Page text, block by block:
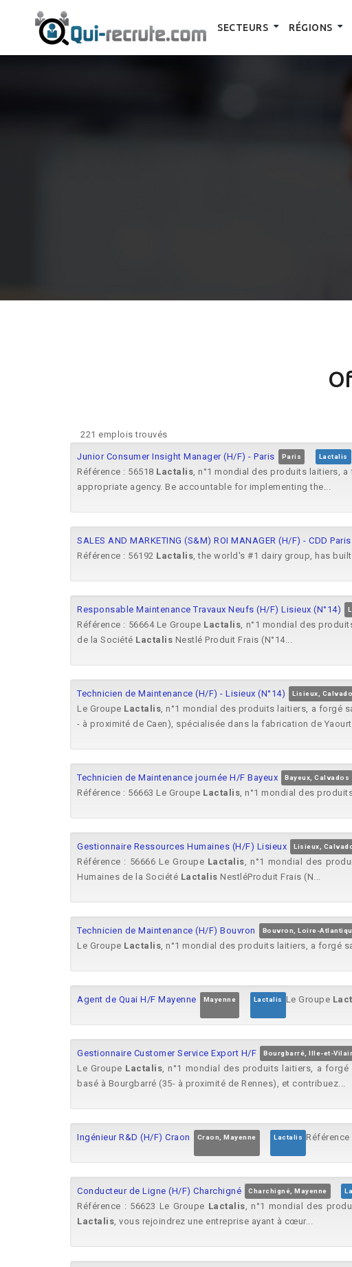
SECTEURS RÉGIONS
221 emplois trouvés
Junior Consumer Insight Manager (H/F) - Paris Paris Lactalis
Référence : 56518 Lactalis, n°1 mondial des produits laitiers,
appropriate agency. Be accountable for implementing the...
SALES AND MARKETING (S&M) ROI MANAGER (H/F) - CDD Paris
Référence : 56192 Lactalis, the world's #1 dairy group, has
Responsable Maintenance Travaux Neufs (H/F) Lisieux (N°14)
Référence : 56664 Le Groupe Lactalis, n°1 mondial des
de la Société Lactalis Nestlé Produit Frais (N°14...
Technicien de Maintenance (H/F) - Lisieux (N°14) Lisieux,
Le Groupe Lactalis, n°1 mondial des produits laitiers, a forgé
- à proximité de Caen), spécialisée dans la fabrication de
Technicien de Maintenance journée H/F Bayeux Bayeux, Calvados
Référence : 56663 Le Groupe Lactalis, n°1 mondial des
Gestionnaire Ressources Humaines (H/F) Lisieux Lisieux,
Référence : 56666 Le Groupe Lactalis, n°1 mondial des
Humaines de la Société Lactalis NestléProduit Frais (N...
Technicien de Maintenance (H/F) Bouvron Bouvron, Loire-
Le Groupe Lactalis, n°1 mondial des produits laitiers, a forgé
Agent de Quai H/F Mayenne Mayenne Lactalis Le Groupe
Gestionnaire Customer Service Export H/F Bourgbarré, Ille-et-
Le Groupe Lactalis, n°1 mondial des produits laitiers, a
basé à Bourgbarré (35- à proximité de Rennes), et contribuez...
Ingénieur R&D (H/F) Craon Craon, Mayenne Lactalis Référence
Conducteur de Ligne (H/F) Charchigné Charchigné, Mayenne
Référence : 56623 Le Groupe Lactalis, n°1 mondial des
Lactalis, vous rejoindrez une entreprise ayant à cœur...